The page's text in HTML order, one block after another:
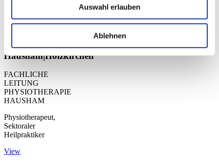
Auswahl erlauben
Ablehnen
Hallmann
Hausham|Holzkirchen
FACHLICHE
LEITUNG
PHYSIOTHERAPIE
HAUSHAM
Physiotherapeut,
Sektoraler
Heilpraktiker
View